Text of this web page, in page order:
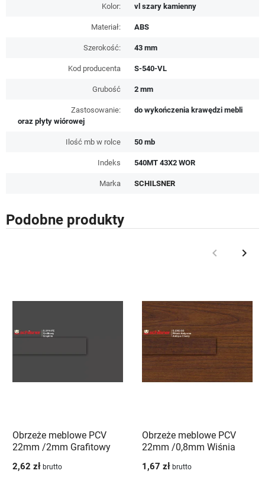
Kolor: vl szary kamienny
Materiał: ABS
Szerokość: 43 mm
Kod producenta S-540-VL
Grubość 2 mm
Zastosowanie:
do wykończenia krawędzi mebli
oraz płyty wiórowej
Ilość mb w rolce 50 mb
Indeks 540MT 43X2 WOR
Marka SCHILSNER
Podobne produkty
Poprzedni
keyboard_arrow_left keyboard_arrow_right
Obrzeże meblowe PCV
22mm /2mm Grafitowy
2,62 zł brutto
Obrzeże meblowe PCV
22mm /0,8mm Wiśnia
Schilsner
1,67 zł brutto